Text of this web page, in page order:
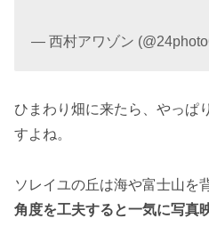
— 西村アワゾン
ひまわり畑に来たら、やっぱ
すよね。
ソレイユの丘は海や富士山を
角度を工夫すると一気に写真